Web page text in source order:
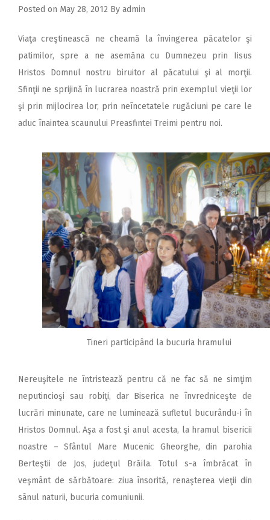
2013
2011
2010
Posted on May 28, 2012 By admin
Viaţa creştinească ne cheamă la învingerea păcatelor şi
patimilor, spre a ne asemăna cu Dumnezeu prin Iisus
Hristos Domnul nostru biruitor al păcatului şi al morţii.
Sfinţii ne sprijină în lucrarea noastră prin exemplul vieţii lor
şi prin mijlocirea lor, prin neîncetatele rugăciuni pe care le
aduc înaintea scaunului Preasfintei Treimi pentru noi.
Tineri participând la bucuria hramului
Nereuşitele ne întristează pentru că ne fac să ne simţim
neputincioşi sau robiţi, dar Biserica ne învredniceşte de
lucrări minunate, care ne luminează sufletul bucurându-i în
Hristos Domnul. Aşa a fost şi anul acesta, la hramul bisericii
noastre – Sfântul Mare Mucenic Gheorghe, din parohia
Berteştii de Jos, judeţul Brăila. Totul s-a îmbrăcat în
veşmânt de sărbătoare: ziua însorită, renaşterea vieţii din
sânul naturii, bucuria comuniunii.